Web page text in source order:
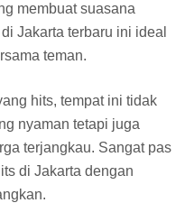
membuat suasana
Jakarta terbaru ini ideal
teman.
hits, tempat ini tidak
nyaman tetapi juga
terjangkau. Sangat pas
di Jakarta dengan